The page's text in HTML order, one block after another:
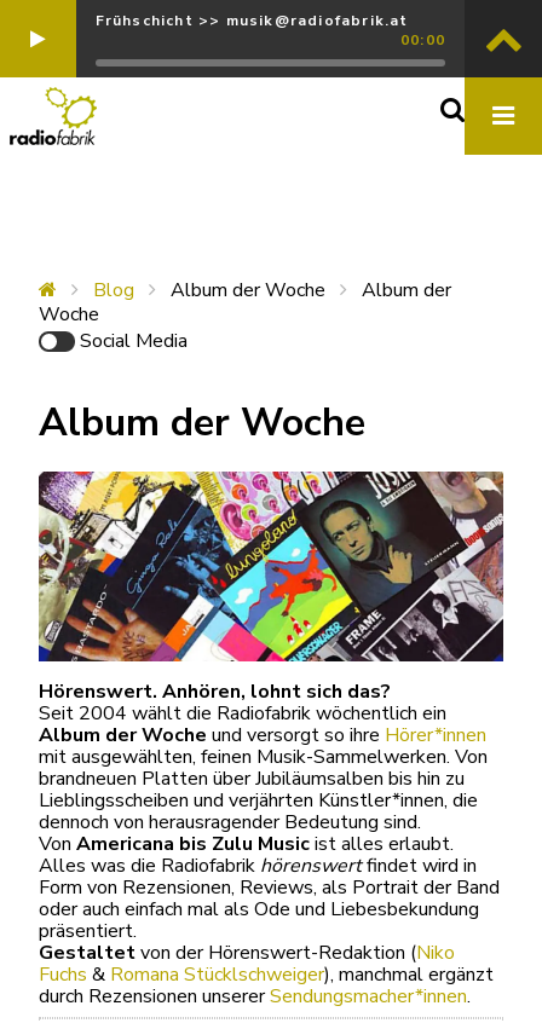
Frühschicht >> musik@radiofabrik.at
00:00
Blog Album der Woche
Album der
Woche
Social Media
Album der Woche
Hörenswert. Anhören, lohnt sich das?
Seit 2004 wählt die Radiofabrik wöchentlich ein
Album der Woche und versorgt so ihre Hörer*innen
mit ausgewählten, feinen Musik-Sammelwerken. Von
brandneuen Platten über Jubiläumsalben bis hin zu
Lieblingsscheiben und verjährten Künstler*innen, die
dennoch von herausragender Bedeutung sind.
Von Americana bis Zulu Musicist alles erlaubt.
Alles was die Radiofabrik hörenswertfindet wird in
Form von Rezensionen, Reviews, als Portrait der Band
oder auch einfach mal als Ode und Liebesbekundung
präsentiert.
Gestaltetvon der Hörenswert-Redaktion (Niko
Fuchs & Romana Stücklschweiger), manchmal ergänzt
durch Rezensionen unsererSendungsmacher*innen.